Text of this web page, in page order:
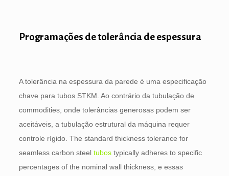
Programações de tolerância de espessura
A tolerância na espessura da parede é uma especificação
chave para tubos STKM. Ao contrário da tubulação de
commodities, onde tolerâncias generosas podem ser
aceitáveis, a tubulação estrutural da máquina requer
controle rígido. The standard thickness tolerance for
seamless carbon steel tubos typically adheres to specific
percentages of the nominal wall thickness, e essas